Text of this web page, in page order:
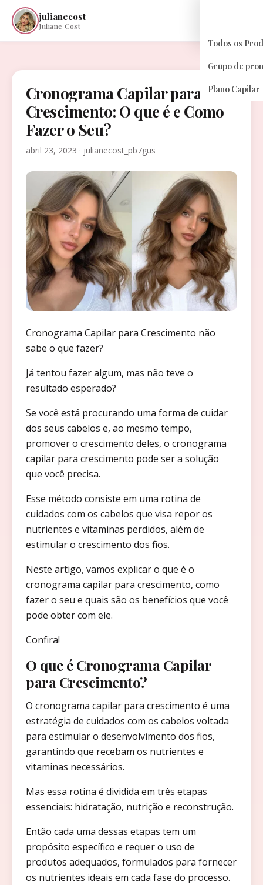
julianecost
Juliane Cost
Todos os
Grupo de
Plano Capilar
Cronograma Capilar para
Crescimento: O que é e Como
Fazer o Seu?
abril 23, 2023 · julianecost_pb7gus
Cronograma Capilar para Crescimento não
sabe o que fazer?
Já tentou fazer algum, mas não teve o
resultado esperado?
Se você está procurando uma forma de cuidar
dos seus cabelos e, ao mesmo tempo,
promover o crescimento deles, o cronograma
capilar para crescimento pode ser a solução
que você precisa.
Esse método consiste em uma rotina de
cuidados com os cabelos que visa repor os
nutrientes e vitaminas perdidos, além de
estimular o crescimento dos fios.
Neste artigo, vamos explicar o que é o
cronograma capilar para crescimento, como
fazer o seu e quais são os benefícios que você
pode obter com ele.
Confira!
O que é Cronograma Capilar
para Crescimento?
O cronograma capilar para crescimento é uma
estratégia de cuidados com os cabelos voltada
para estimular o desenvolvimento dos fios,
garantindo que recebam os nutrientes e
vitaminas necessários.
Mas essa rotina é dividida em três etapas
essenciais: hidratação, nutrição e reconstrução.
Então cada uma dessas etapas tem um
propósito específico e requer o uso de
produtos adequados, formulados para fornecer
os nutrientes ideais em cada fase do processo.